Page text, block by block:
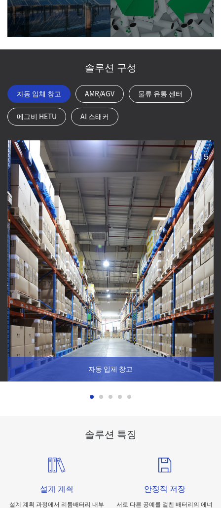
솔루션 구성
자동 입체 창고 AMR/AGV 물류 유통 센터
메그비 HETU AI 스태커
자동 입체 창고
을 효과적으로 해결할 수 있으며, 창고의 자동화와 스마트화를 실
1/5
솔루션 특징
설계 계획
설계 계획 과정에서 리튬배터리 내부
안정적 저장
서로 다른 공예를 걸친 배터리의 에너